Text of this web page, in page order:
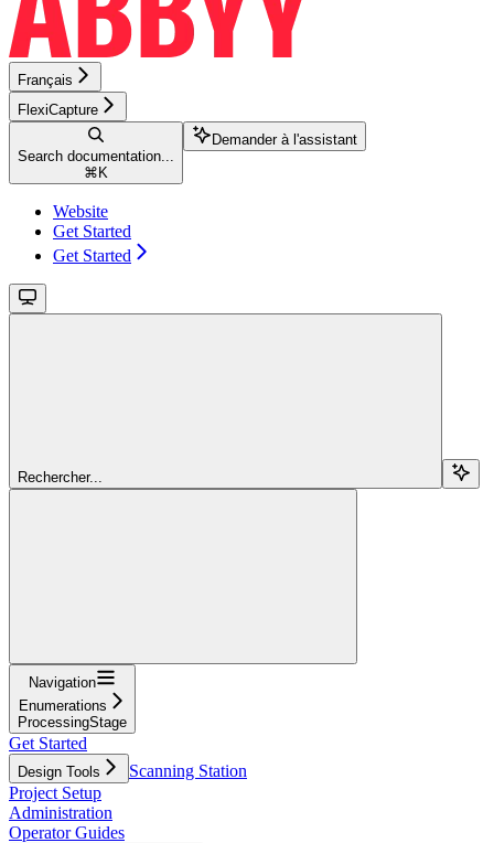
Français
FlexiCapture
Search documentation...
⌘ K
Demander à l'assistant
Website
Get Started
Get Started
Rechercher...
Navigation
Enumerations
ProcessingStage
Get Started
Design Tools
Scanning Station
Project Setup
Administration
Operator Guides